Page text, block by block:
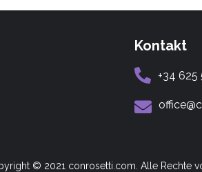
Kontakt
+34 625
© 2021 conrosetti.com. Alle Rechte